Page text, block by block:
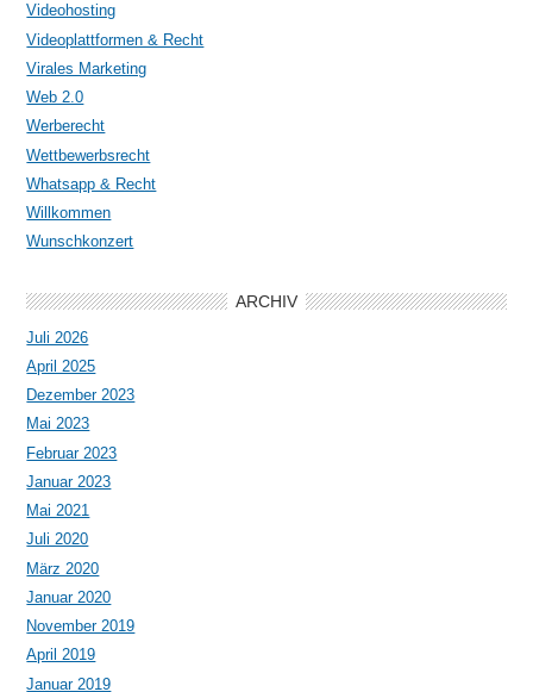
Videohosting
Videoplattformen & Recht
Virales Marketing
Web 2.0
Werberecht
Wettbewerbsrecht
Whatsapp & Recht
Willkommen
Wunschkonzert
ARCHIV
Juli 2026
April 2025
Dezember 2023
Mai 2023
Februar 2023
Januar 2023
Mai 2021
Juli 2020
März 2020
Januar 2020
November 2019
April 2019
Januar 2019